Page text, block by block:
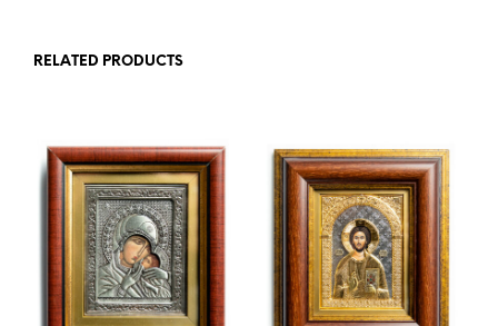
RELATED PRODUCTS